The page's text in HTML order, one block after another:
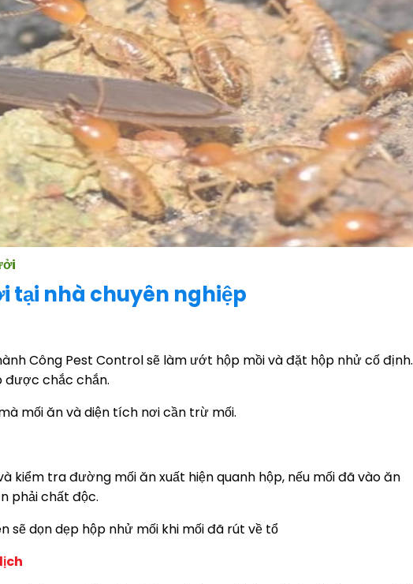
tại nhà chuyên nghiệp
Công Pest Control sẽ làm ướt hộp mồi và đặt hộp nhử cố định.
được chắc chắn.
mối ăn và diện tích nơi cần trừ mối.
kiểm tra đường mối ăn xuất hiện quanh hộp, nếu mối đã vào ăn
phải chất độc.
sẽ dọn dẹp hộp nhử mối khi mối đã rút về tổ